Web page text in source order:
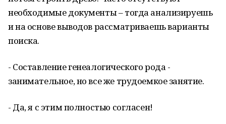
необходимые документы – тогда анализируешь
и на основе выводов рассматриваешь варианты
поиска.
- Составление генеалогического рода -
занимательное, но все же трудоемкое занятие.
- Да, я с этим полностью согласен!